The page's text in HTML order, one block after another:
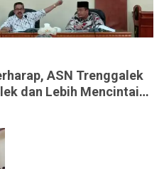
ASN Trenggalek
dan Lebih Mencintai